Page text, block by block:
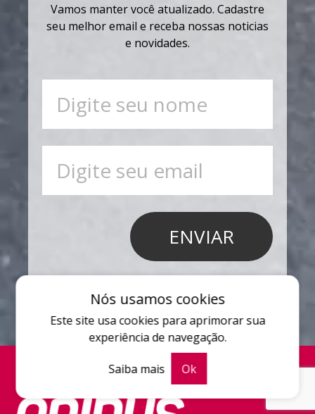
Vamos manter você atualizado. Cadastre
seu melhor email e receba nossas noticias
e novidades.
Nós usamos cookies
Este site usa cookies para aprimorar sua
experiência de navegação.
Saiba mais Ok